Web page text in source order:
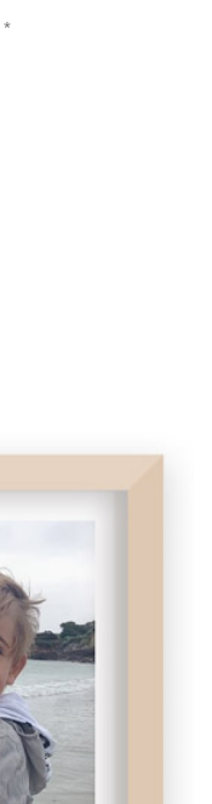
*